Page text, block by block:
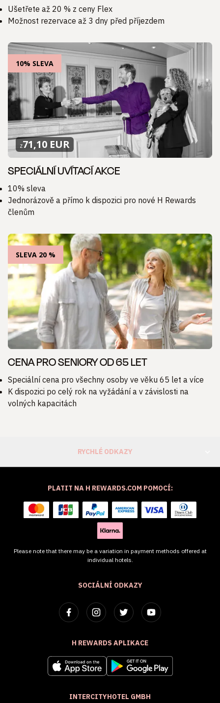
Ušetřete až 20 % z ceny Flex
Možnost rezervace až 3 dny před příjezdem
10% SLEVA
z71,10 EUR
SPECIÁLNÍ UVÍTACÍ AKCE
10% sleva
Jednorázově a přímo k dispozici pro nové H Rewards
členům
SLEVA 20 %
CENA PRO SENIORY OD 65 LET
Speciální cena pro všechny osoby ve věku 65 let a více
K dispozici po celý rok na vyžádání a v závislosti na
volných kapacitách
RYCHLÉ ODKAZY
SOCIÁLNÍ ODKAZY
H REWARDS APLIKACE
INTERCITYHOTEL GMBH
PLATIT NA H REWARDS.COM POMOCÍ:
Please note that there may be a variation in payment methods offered at
individual hotels.